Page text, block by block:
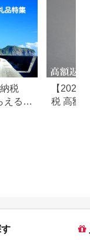
す のびのび 快適 ふん
税
えるお
【2026
税 高額
返礼品